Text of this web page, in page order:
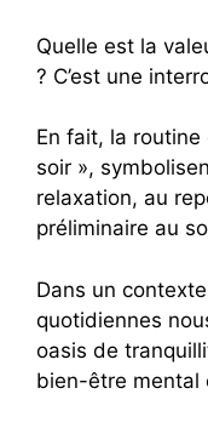
Quelle est la
? C’est une
En fait, la
soir »,
relaxation, au
préliminaire au
Dans un
quotidiennes
oasis de
bien-être mental